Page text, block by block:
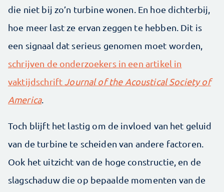
die niet bij zo’n turbine wonen. En hoe dichterbij,
hoe meer last ze ervan zeggen te hebben. Dit is
een signaal dat serieus genomen moet worden,
schrijven de onderzoekers in een artikel in
vaktijdschriftJournal of the Acoustical Society of
America.
Toch blijft het lastig om de invloed van het geluid
van de turbine te scheiden van andere factoren.
Ook het uitzicht van de hoge constructie, en de
slagschaduw die op bepaalde momenten van de